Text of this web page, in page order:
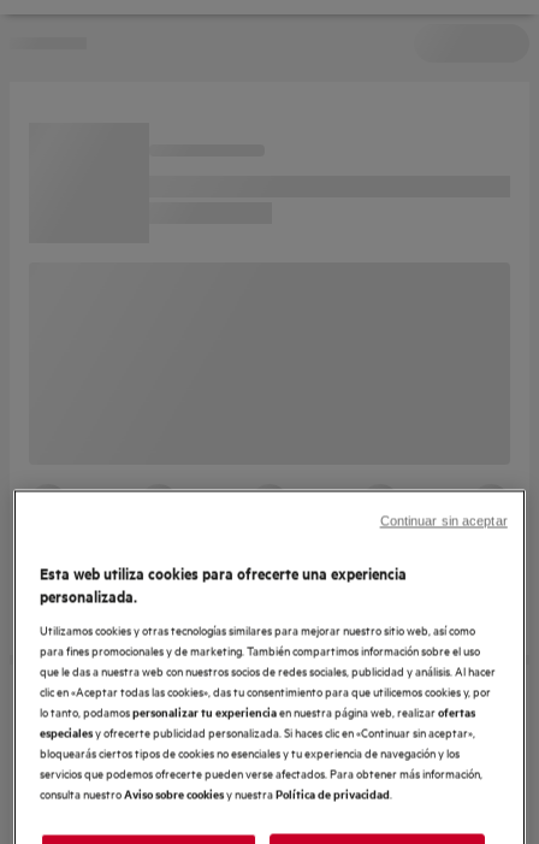
Esta web utiliza cookies para ofrecerte una experiencia
personalizada.
Utilizamos cookies y otras tecnologías similares para mejorar nuestro sitio web, así como
para fines promocionales y de marketing. También compartimos información sobre el uso
que le das a nuestra web con nuestros socios de redes sociales, publicidad y análisis. Al hacer
clic en «Aceptar todas las cookies», das tu consentimiento para que utilicemos cookies y, por
lo tanto, podamospersonalizar tu experienciaen nuestra página web, realizarofertas
especialesy ofrecerte publicidad personalizada. Si haces clic en «Continuar sin aceptar»,
bloquearás ciertos tipos de cookies no esenciales y tu experiencia de navegación y los
servicios que podemos ofrecerte pueden verse afectados. Para obtener más información,
consulta nuestroAviso sobre cookiesy nuestraPolítica de privacidad
Continuar sin aceptar